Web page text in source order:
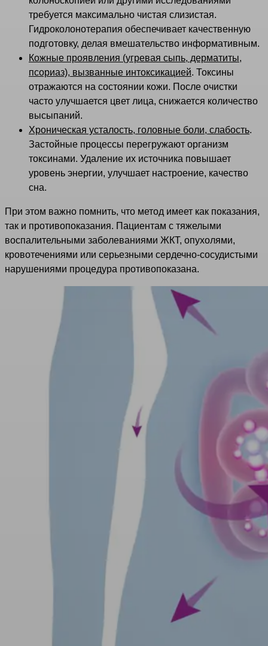
требуется максимально чистая слизистая.
Гидроколонотерапия обеспечивает качественную
подготовку, делая вмешательство информативным.
Кожные проявления (угревая сыпь, дерматиты,
псориаз), вызванные интоксикацией. Токсины
отражаются на состоянии кожи. После очистки
часто улучшается цвет лица, снижается количество
высыпаний.
Хроническая усталость, головные боли, слабость.
Застойные процессы перегружают организм
токсинами. Удаление их источника повышает
уровень энергии, улучшает настроение, качество
сна.
При этом важно помнить, что метод имеет как показания,
так и противопоказания. Пациентам с тяжелыми
воспалительными заболеваниями ЖКТ, опухолями,
кровотечениями или серьезными сердечно-сосудистыми
нарушениями процедура противопоказана.